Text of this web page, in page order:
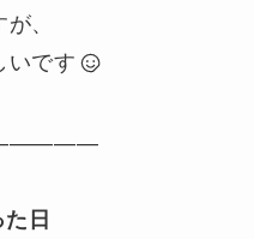
、
いです
日